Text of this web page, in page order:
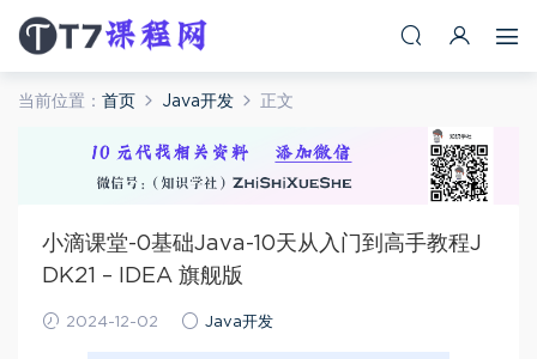
当前位置： 首页 Java开发 正文
小滴课堂-0基础Java-10天从入门到高手教程J
DK21 – IDEA 旗舰版
2024-12-02 Java开发